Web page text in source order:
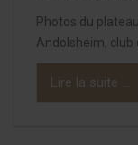
Photos du
Andolsheim, club
Lire la suite ...